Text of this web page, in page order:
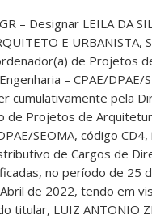
– Designar LEILA DA
E URBANISTA,
de Projetos
– CPAE/DPAE/
cumulativamente pela
de Projetos de
SEOMA, código
de Cargos de
no período de 25
de 2022, tendo em
titular, LUIZ ANTONIO